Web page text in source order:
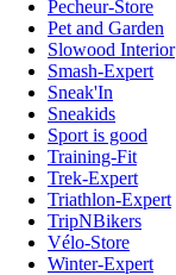
Pecheur-Store
Pet and Garden
Slowood Interior
Smash-Expert
Sneak'In
Sneakids
Sport is good
Training-Fit
Trek-Expert
Triathlon-Expert
TripNBikers
Vélo-Store
Winter-Expert